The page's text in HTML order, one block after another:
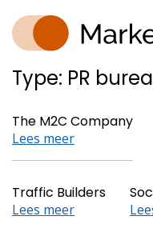
Type: PR
The M2C Company
Lees meer
Traffic Builders
Lees meer